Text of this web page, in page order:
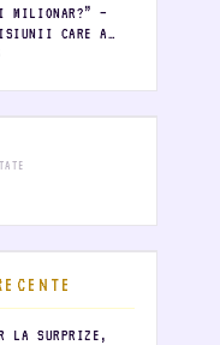
MILIONAR?” –
CARE A
CU SUFLETUL LA
LA SURPRIZE,